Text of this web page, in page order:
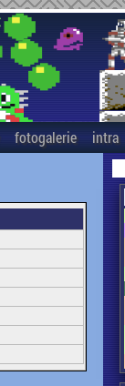
fotogalerie intra